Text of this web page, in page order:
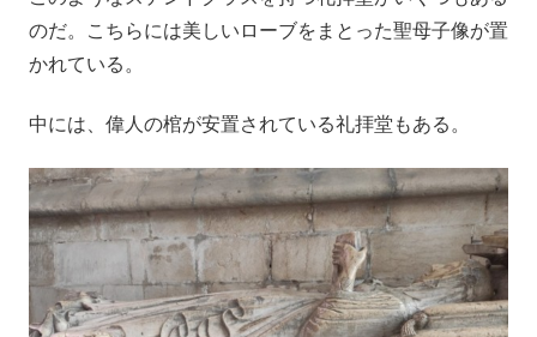
のだ。こちらには美しいローブをまとった聖母子像が置
かれている。
中には、偉人の棺が安置されている礼拝堂もある。